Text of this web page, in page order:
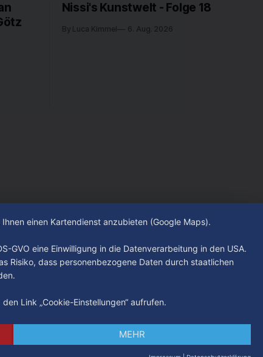
Nissi's Kunstwelt - Folge 18
By Luca Kimmel 6. Aug. 2026
einen Kartendienst anzubieten (Google Maps).
GVO eine Einwilligung in die Datenverarbeitung in den USA.
Risiko, dass personenbezogene Daten durch staatlichen
Link „Cookie-Einstellungen“ aufrufen.
MEHR